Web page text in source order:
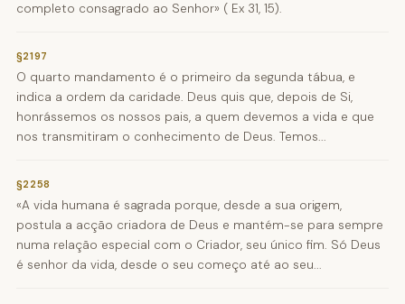
completo consagrado ao Senhor» ( Ex 31, 15).
§2197
O quarto mandamento é o primeiro da segunda tábua, e
indica a ordem da caridade. Deus quis que, depois de Si,
honrássemos os nossos pais, a quem devemos a vida e que
nos transmitiram o conhecimento de Deus. Temos...
§2258
«A vida humana é sagrada porque, desde a sua origem,
postula a acção criadora de Deus e mantém-se para sempre
numa relação especial com o Criador, seu único fim. Só Deus
é senhor da vida, desde o seu começo até ao seu...